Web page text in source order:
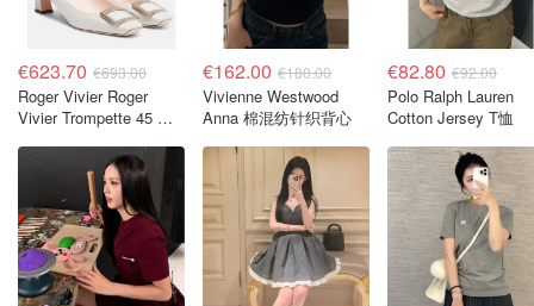
€623.70 €693.00
Roger Vivier Roger
Vivier Trompette 45 漆
€162.00 €180.00
Vivienne Westwood
Anna 棉混纺针织背心
€82.80 €92.00
Polo Ralph Lauren
Cotton Jersey T恤